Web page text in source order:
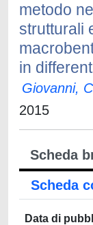
metodo
strutturali
in
Giovanni,
2015
Scheda
Scheda
Data di